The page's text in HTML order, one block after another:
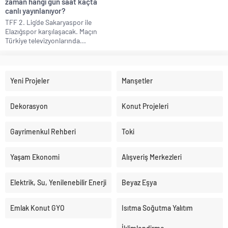
canlı yayınlanıyor?
TFF 2. Lig’de Sakaryaspor ile
Elazığspor karşılaşacak. Maçın
Türkiye televizyonlarında...
Yeni Projeler Manşetler
Dekorasyon Konut Projeleri
Gayrimenkul Rehberi Toki
Yaşam Ekonomi Alışveriş Merkezleri
Elektrik, Su, Yenilenebilir Enerji Beyaz Eşya
Emlak Konut GYO Isıtma Soğutma Yalıtım